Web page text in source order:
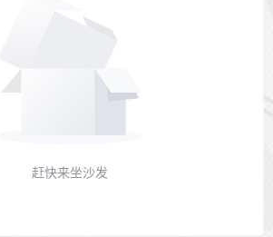
赶快来坐沙发